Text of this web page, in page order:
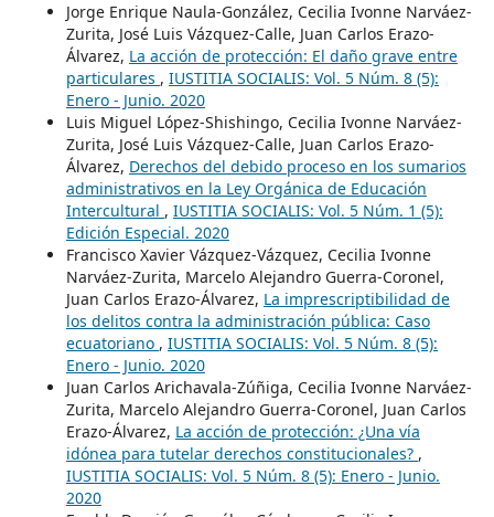
Jorge Enrique Naula-González, Cecilia Ivonne Narváez-
Zurita, José Luis Vázquez-Calle, Juan Carlos Erazo-
Álvarez, La acción de protección: El daño grave entre
particulares , IUSTITIA SOCIALIS: Vol. 5 Núm. 8 (5):
Enero - Junio. 2020
Luis Miguel López-Shishingo, Cecilia Ivonne Narváez-
Zurita, José Luis Vázquez-Calle, Juan Carlos Erazo-
Álvarez, Derechos del debido proceso en los sumarios
administrativos en la Ley Orgánica de Educación
Intercultural , IUSTITIA SOCIALIS: Vol. 5 Núm. 1 (5):
Edición Especial. 2020
Francisco Xavier Vázquez-Vázquez, Cecilia Ivonne
Narváez-Zurita, Marcelo Alejandro Guerra-Coronel,
Juan Carlos Erazo-Álvarez, La imprescriptibilidad de
los delitos contra la administración pública: Caso
ecuatoriano , IUSTITIA SOCIALIS: Vol. 5 Núm. 8 (5):
Enero - Junio. 2020
Juan Carlos Arichavala-Zúñiga, Cecilia Ivonne Narváez-
Zurita, Marcelo Alejandro Guerra-Coronel, Juan Carlos
Erazo-Álvarez, La acción de protección: ¿Una vía
idónea para tutelar derechos constitucionales? ,
IUSTITIA SOCIALIS: Vol. 5 Núm. 8 (5): Enero - Junio.
2020